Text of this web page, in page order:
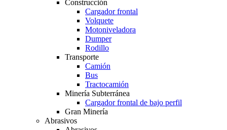
Construcción
Cargador frontal
Volquete
Motoniveladora
Dumper
Rodillo
Transporte
Camión
Bus
Tractocamión
Minería Subterránea
Cargador frontal de bajo perfil
Gran Minería
Abrasivos